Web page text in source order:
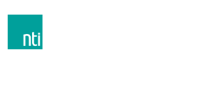
Inicio
Ferreteria Electrica